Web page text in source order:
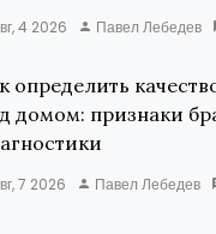
4 2026 Павел Лебедев
определить
домом: признаки
7 2026 Павел Лебедев